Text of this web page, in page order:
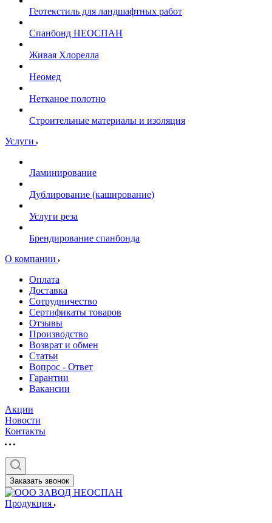
Геотекстиль для ландшафтных работ
Спанбонд НЕОСПАН
Живая Хлорелла
Нeомед
Нетканое полотно
Строительные материалы и изоляция
Услуги
Ламинирование
Дублирование (каширование)
Услуги реза
Брендирование спанбонда
О компании
Оплата
Доставка
Сотрудничество
Сертификаты товаров
Отзывы
Производство
Возврат и обмен
Статьи
Вопрос - Ответ
Гарантии
Вакансии
Акции
Новости
Контакты
Заказать звонок
Продукция